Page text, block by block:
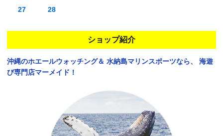
27 28
ショップ紹介
沖縄のホエールウォッチング＆ 水納島マリンスポーツなら、
海遊
び専門店マーメイド！